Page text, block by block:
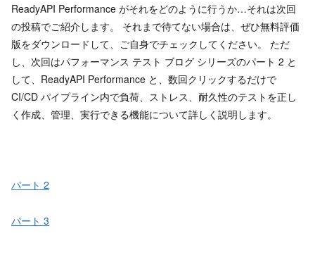
ReadyAPI Performance がそれをどのように行うか…それは次回
の投稿でご紹介します。 それまで待てない場合は、ぜひ無料評価
版をダウンロードして、ご自身でチェックしてください。 ただ
し、次回はパフォーマンス テスト ブログ シリーズのパート 2 と
して、ReadyAPI Performance と、数回クリックするだけで
CI/CD パイプライン内で負荷、ストレス、耐久性のテストを正し
く作成、管理、実行できる機能について詳しく説明します。
パート 2
パート 3